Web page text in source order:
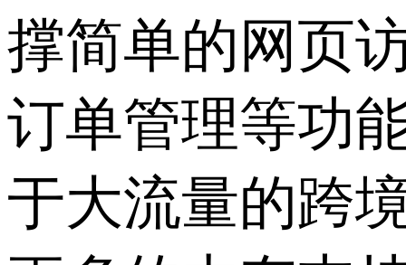
撑简单的网页
订单管理等功
于大流量的跨